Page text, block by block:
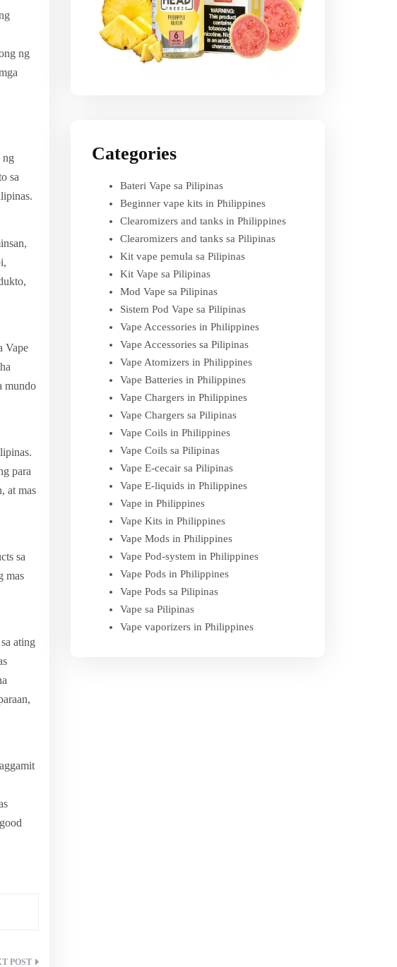
ng
ng
sa
Vape
mundo
para
at mas
sa
mas
ating
Categories
Bateri Vape sa Pilipinas
Beginner vape kits in Philippines
Clearomizers and tanks in Philippines
Clearomizers and tanks sa Pilipinas
Kit vape pemula sa Pilipinas
Kit Vape sa Pilipinas
Mod Vape sa Pilipinas
Sistem Pod Vape sa Pilipinas
Vape Accessories in Philippines
Vape Accessories sa Pilipinas
Vape Atomizers in Philippines
Vape Batteries in Philippines
Vape Chargers in Philippines
Vape Chargers sa Pilipinas
Vape Coils in Philippines
Vape Coils sa Pilipinas
Vape E-cecair sa Pilipinas
Vape E-liquids in Philippines
Vape in Philippines
Vape Kits in Philippines
Vape Mods in Philippines
Vape Pod-system in Philippines
Vape Pods in Philippines
Vape Pods sa Pilipinas
Vape sa Pilipinas
Vape vaporizers in Philippines